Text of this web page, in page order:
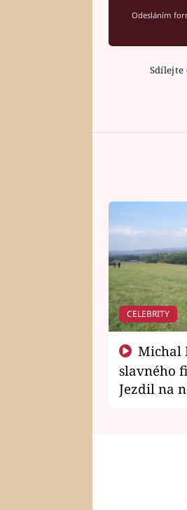
Odesláním
Sdílejte
CELEBRITY
slavného
Jezdil na